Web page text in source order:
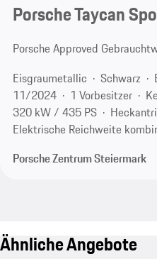
Porsche Taycan
Porsche Approved
Eisgraumetallic
Schwarz
11/2024
1 Vorbesitzer
320 kW / 435 PS
Elektrische Reichweite
Porsche Zentrum Steiermark
Ähnliche Angebote